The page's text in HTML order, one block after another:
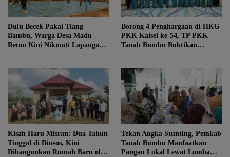
Dulu Becek Pakai Tiang
Bambu, Warga Desa Madu
Retno Kini Nikmati Lapangan
Borong 4 Penghargaan di HKG
PKK Kalsel ke-54, TP PKK
Tanah Bumbu Buktikan
Kisah Haru Misran: Dua Tahun
Tinggal di Dinsos, Kini
Dibangunkan Rumah Baru oleh
Tekan Angka Stunting, Pemkab
Tanah Bumbu Manfaatkan
Pangan Lokal Lewat Lomba